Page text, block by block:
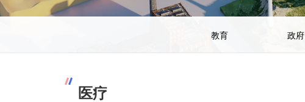
教育 政府
医疗